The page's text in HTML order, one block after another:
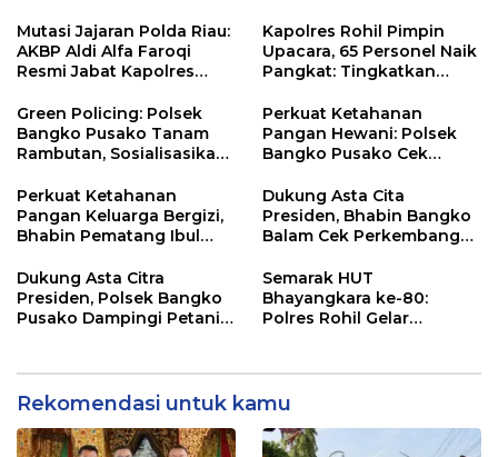
Faroqi Resmi Menjabat
Mutasi Jajaran Polda Riau:
AKBP Aldi Alfa Faroqi
Resmi Jabat Kapolres
Imam Syahroni
Kapolres Rohil Pimpin
Upacara, 65 Personel Naik
Pangkat: Tingkatkan
Pelayanan
Green Policing: Polsek
Bangko Pusako Tanam
Rambutan, Sosialisasikan
Kapolda Riau
Perkuat Ketahanan
Pangan Hewani: Polsek
Bangko Pusako Cek
Bangko Makmur
Perkuat Ketahanan
Pangan Keluarga Bergizi,
Bhabin Pematang Ibul
Warga
Dukung Asta Cita
Presiden, Bhabin Bangko
Balam Cek Perkembangan
Dukung Asta Citra
Presiden, Polsek Bangko
Pusako Dampingi Petani
Semarak HUT
Bhayangkara ke-80:
Polres Rohil Gelar
Rekomendasi untuk kamu